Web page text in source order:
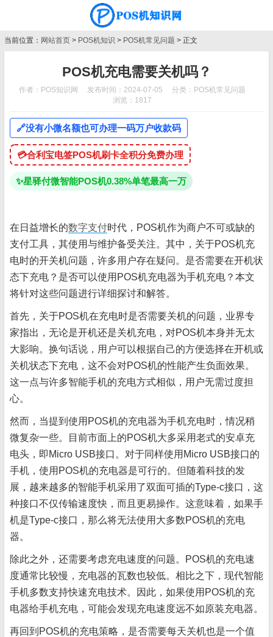
当前位置： 网站首页 > POS机知识 > POS机常见问题 > 正文
POS机充电需要关机吗？
作者：POS知识网 发布时间：2024-07-05 分类： POS机常见问题
浏览：1817
🔗没有小微名额也可办理一码万户收款码
💳合利宝电签POS机刷卡全积分免费办理
✨星驿付微智能POS机0.38%单笔最高一万
在日益增长的数字支付时代，POS机作为商户不可或缺的
支付工具，其使用与维护备受关注。其中，关于POS机充
电时的开关机问题，许多用户存在疑问。是否需要在开机状
态下充电？是否可以使用POS机充电器为手机充电？本文
将针对这些问题进行详细探讨和解答。
首先，关于POS机在充电时是否需要关机的问题，业界专
家指出，无论是开机还是关机充电，对POS机本身并无太
大影响。换句话说，用户可以根据自己的方便选择在开机或
关机状态下充电，这不会对POS机的性能产生负面效果。
这一点与许多智能手机的充电方式相似，用户无需过度担
心。
然而，当提到使用POS机的充电器为手机充电时，情况稍
微复杂一些。目前市面上的POS机大多采用老式的安卓充
电头，即Micro USB接口。对于同样使用Micro USB接口的
手机，使用POS机的充电器是可行的。但随着科技的发
展，越来越多的智能手机采用了双面可插的Type-c接口，这
种接口不仅传输速度快，而且更易操作。这意味着，如果手
机是Type-c接口，那么将无法使用大多数POS机的充电
器。
除此之外，还需要考虑充电速度的问题。POS机的充电速
度通常比较慢，充电器的瓦数也较低。相比之下，现代智能
手机多数支持快速充电技术。因此，如果使用POS机的充
电器给手机充电，可能会发现充电速度远不如原装充电器。
再回到POS机的充电策略，是否需要每天关机也是一个值